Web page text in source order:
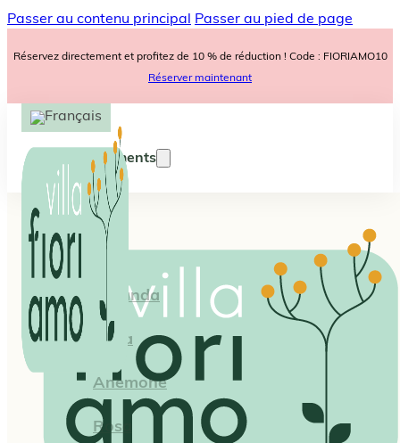
Passer au contenu principal Passer au pied de page
Réservez directement et profitez de 10 % de réduction ! Code : FIORIAMO10
Réserver maintenant
Appartements
Iris
Lavanda
Viola
Anemone
Rosa